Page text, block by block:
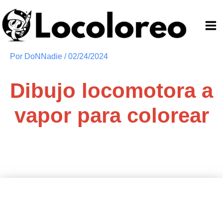
al
contenido
Por DoNNadie /02/24/2024
Dibujo locomotora a
vapor para colorear